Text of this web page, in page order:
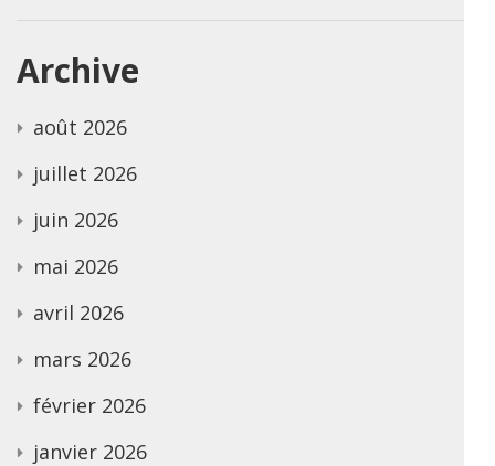
Archive
août 2026
juillet 2026
juin 2026
mai 2026
avril 2026
mars 2026
février 2026
janvier 2026